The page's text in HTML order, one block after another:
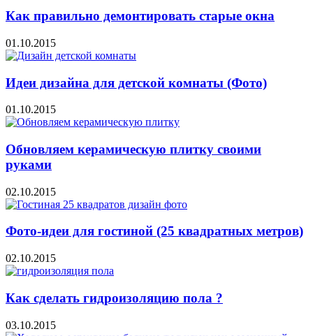
Как правильно демонтировать старые окна
01.10.2015
Идеи дизайна для детской комнаты (Фото)
01.10.2015
Обновляем керамическую плитку своими
руками
02.10.2015
Фото-идеи для гостиной (25 квадратных метров)
02.10.2015
Как сделать гидроизоляцию пола ?
03.10.2015